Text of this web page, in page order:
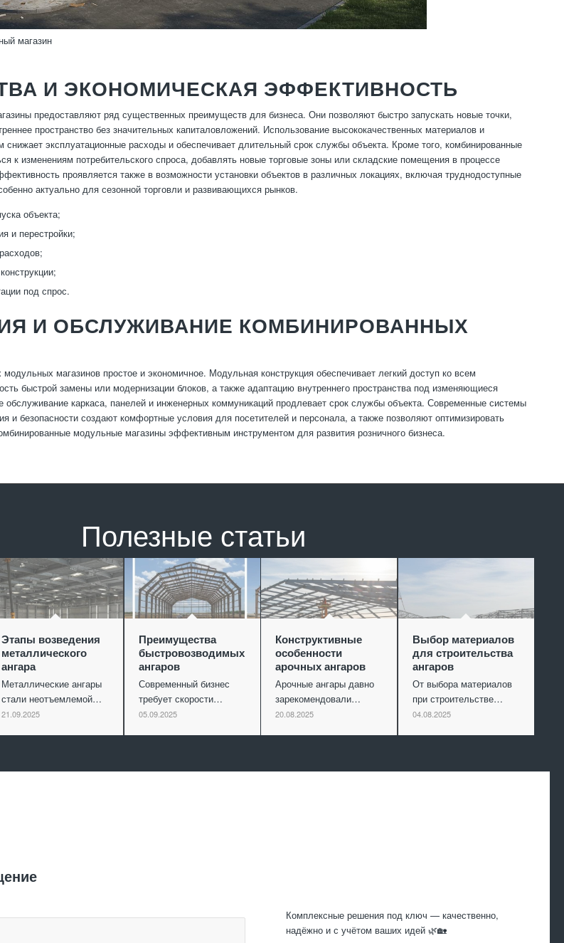
магазин
И ЭКОНОМИЧЕСКАЯ ЭФФЕКТИВНОСТЬ
предоставляют ряд существенных преимуществ для бизнеса. Они позволяют быстро запускать новые точки,
пространство без значительных капиталовложений. Использование высококачественных материалов и
эксплуатационные расходы и обеспечивает длительный срок службы объекта. Кроме того, комбинированные
к изменениям потребительского спроса, добавлять новые торговые зоны или складские помещения в процессе
проявляется также в возможности установки объектов в различных локациях, включая труднодоступные
актуально для сезонной торговли и развивающихся рынков.
объекта;
и перестройки;
под спрос.
И ОБСЛУЖИВАНИЕ КОМБИНИРОВАННЫХ
магазинов простое и экономичное. Модульная конструкция обеспечивает легкий доступ ко всем
быстрой замены или модернизации блоков, а также адаптацию внутреннего пространства под изменяющиеся
обслуживание каркаса, панелей и инженерных коммуникаций продлевает срок службы объекта. Современные системы
и безопасности создают комфортные условия для посетителей и персонала, а также позволяют оптимизировать
модульные магазины эффективным инструментом для развития розничного бизнеса.
Полезные статьи
Этапы возведения
металлического
ангара
Металлические ангары
стали неотъемлемой…
21.09.2025
Преимущества
быстровозводимых
ангаров
Современный бизнес
требует скорости…
05.09.2025
Конструктивные
особенности
арочных ангаров
Арочные ангары давно
зарекомендовали…
20.08.2025
Выбор материалов
для строительства
ангаров
От выбора материалов
при строительстве…
04.08.2025
Комплексные решения под ключ — качественно,
надёжно и с учётом ваших идей 🌿🏡